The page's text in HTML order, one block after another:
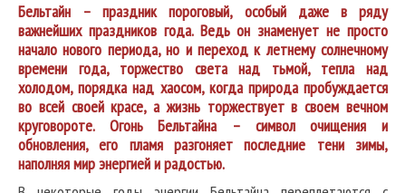
Бельтайн – праздник пороговый, особый даже в ряду
важнейших праздников года. Ведь он знаменует не просто
начало нового периода, но и переход к летнему солнечному
времени года, торжество света над тьмой, тепла над
холодом, порядка над хаосом, когда природа пробуждается
во всей своей красе, а жизнь торжествует в своем вечном
круговороте. Огонь Бельтайна – символ очищения и
обновления, его пламя разгоняет последние тени зимы,
наполняя мир энергией и радостью.